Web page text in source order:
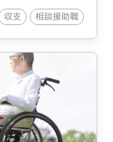
収支 相談援助職